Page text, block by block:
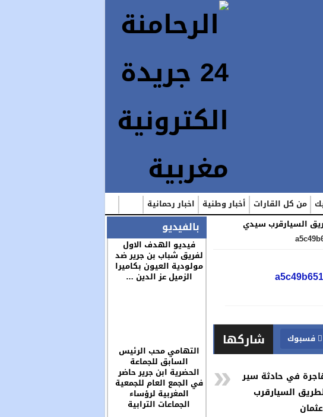
اخبار رحمانية أخبار وطنية من كل القارات
بالفيديو
فيديو الهدف الاول
لفريق شباب بن جرير ضد
مولودية العيون بكاميرا
الزميل عز الدين …
التهامي محب الرئيس
السابق للجماعة
الحضرية ابن جرير حاضر
في الجمع العام للجمعية
المغربية لرؤساء
الجماعات الترابية
السيارقرب سيدي
شاركها فسبوك
في حادثة سير
السيارقرب